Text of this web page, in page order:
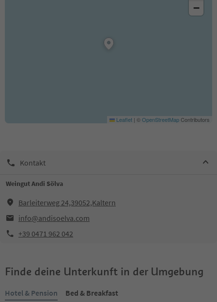
−
Leaflet | ©OpenStreetMapContributors
Kontakt
Weingut Andi Sölva
Barleiterweg 24,39052,Kaltern
info@andisoelva.com
+39 0471 962 042
Finde deine Unterkunft in der Umgebung
Hotel & Pension
Bed & Breakfast